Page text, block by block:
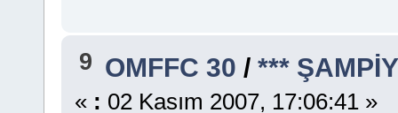
9 OMFFC 30 /***
« : 02 Kasım 2007, 17:06:41 »